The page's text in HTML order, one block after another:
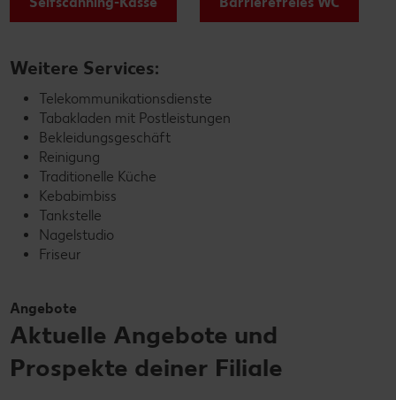
Weitere Services:
Telekommunikationsdienste
Tabakladen mit Postleistungen
Bekleidungsgeschäft
Reinigung
Traditionelle Küche
Kebabimbiss
Tankstelle
Nagelstudio
Friseur
Angebote
Aktuelle Angebote und
Prospekte deiner Filiale